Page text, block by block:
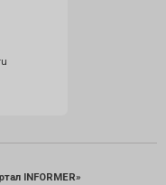
INFORMER»